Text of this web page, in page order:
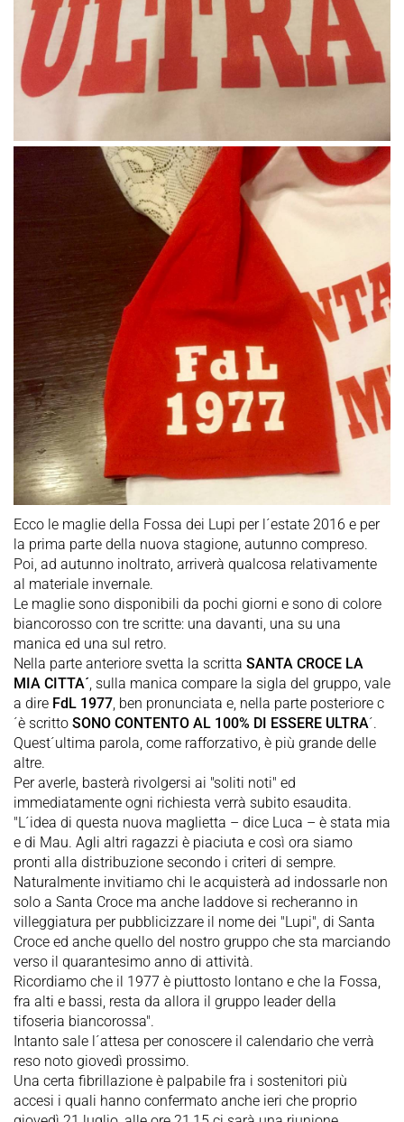
Ecco le maglie della Fossa dei Lupi per l´estate 2016 e per
la prima parte della nuova stagione, autunno compreso.
Poi, ad autunno inoltrato, arriverà qualcosa relativamente
al materiale invernale.
Le maglie sono disponibili da pochi giorni e sono di colore
biancorosso con tre scritte: una davanti, una su una
manica ed una sul retro.
Nella parte anteriore svetta la scritta SANTA CROCE LA
MIA CITTA´, sulla manica compare la sigla del gruppo, vale
a dire FdL 1977, ben pronunciata e, nella parte posteriore c
´è scritto SONO CONTENTO AL 100% DI ESSERE ULTRA´.
Quest´ultima parola, come rafforzativo, è più grande delle
altre.
Per averle, basterà rivolgersi ai "soliti noti" ed
immediatamente ogni richiesta verrà subito esaudita.
"L´idea di questa nuova maglietta – dice Luca – è stata mia
e di Mau. Agli altri ragazzi è piaciuta e così ora siamo
pronti alla distribuzione secondo i criteri di sempre.
Naturalmente invitiamo chi le acquisterà ad indossarle non
solo a Santa Croce ma anche laddove si recheranno in
villeggiatura per pubblicizzare il nome dei "Lupi", di Santa
Croce ed anche quello del nostro gruppo che sta marciando
verso il quarantesimo anno di attività.
Ricordiamo che il 1977 è piuttosto lontano e che la Fossa,
fra alti e bassi, resta da allora il gruppo leader della
tifoseria biancorossa".
Intanto sale l´attesa per conoscere il calendario che verrà
reso noto giovedì prossimo.
Una certa fibrillazione è palpabile fra i sostenitori più
accesi i quali hanno confermato anche ieri che proprio